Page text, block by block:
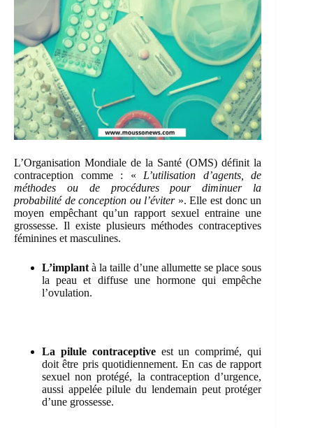
L’Organisation Mondiale de la Santé (OMS) définit la
contraception comme : « L’utilisation d’agents, de
méthodes ou de procédures pour diminuer la
probabilité de conception ou l’éviter». Elle est donc un
moyen empêchant qu’un rapport sexuel entraine une
grossesse. Il existe plusieurs méthodes contraceptives
féminines et masculines.
L’implantà la taille d’une allumette se place sous
la peau et diffuse une hormone qui empêche
l’ovulation.
La pilule contraceptiveest un comprimé, qui
doit être pris quotidiennement. En cas de rapport
sexuel non protégé, la contraception d’urgence,
aussi appelée pilule du lendemain peut protéger
d’une grossesse.